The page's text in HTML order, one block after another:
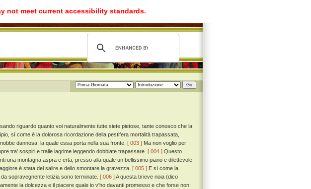
not meet current accessibility standards.
riguardo quanto voi naturalmente tutte siete pietose, tante conosco che la
sí come è la dolorosa ricordazione della pestifera mortalità trapassata,
dannosa, la quale essa porta nella sua fronte. [ 003 ] Ma non voglio per
tra' sospiri e tralle lagrime leggendo dobbiate trapassare. [ 004 ] Questo
una montagna aspra e erta, presso alla quale un bellissimo piano e dilettevole
è stata del salire e dello smontare la gravezza. [ 005 ] E sí come la
sopravegnente letizia sono terminate. [ 006 ]A questa brieve noia (dico
la dolcezza e il piacere quale io v'ho davanti promesso e che forse non